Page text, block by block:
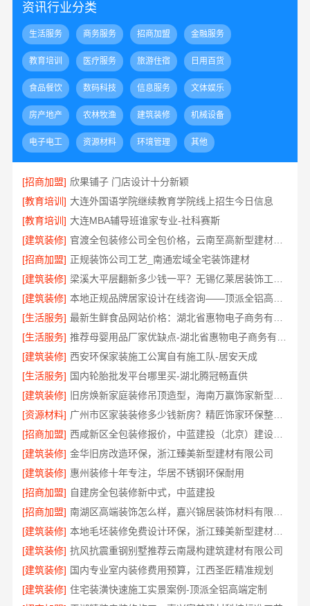
资讯行业分类
生活服务 商务服务 招商加盟 金融服务
教育培训 医疗服务 旅游住宿 日用百货
食品餐饮 数码科技 信息服务 文体娱乐
房产地产 农林牧渔 建筑装修 机械设备
电子电工 资源材料 环境管理 其他
[招商加盟] 欣果铺子 门店设计十分新颖
[教育培训] 大连外国语学院继续教育学院线上招生今日信息
[教育培训] 大连MBA辅导班谁家专业-社科赛斯
[建筑装修]
官渡全包装修公司全包价格，云南至高新型建材有限公司
[招商加盟] 正规装饰公司工艺_南通宏域全宅装饰建材
[建筑装修]
[建筑装修]
[生活服务]
[生活服务]
[建筑装修] 西安环保家装施工公寓自有施工队-居安天成
[生活服务] 国内轮胎批发平台哪里买-湖北腾冠畅直供
[建筑装修]
[资源材料]
广州市区家装装修多少钱新房？精匠饰家环保整装方案
[招商加盟]
西咸新区全包装修报价，中蓝建投（北京）建设有限公司武功分公司透明
[建筑装修] 金华旧房改造环保，浙江臻美新型建材有限公司
[建筑装修] 惠州装修十年专注，华居不锈钢环保耐用
[招商加盟] 自建房全包装修新中式，中蓝建投
[招商加盟]
[建筑装修]
本地毛坯装修免费设计环保，浙江臻美新型建材有限公司绿色家装
[建筑装修] 抗风抗震重钢别墅推荐云南晟构建筑建材有限公司
[建筑装修] 国内专业室内装修费用预算，江西圣匠精准规划
[建筑装修] 住宅装潢快速施工实景案例-顶派全铝高端定制